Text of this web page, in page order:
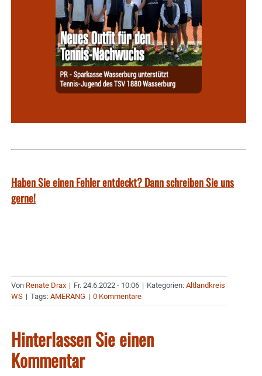
Haben Sie einen Fehler entdeckt? Dann schreiben Sie uns
gerne!
Von Renate Drax | Fr. 24.6.2022 - 10:06 | Kategorien: Altlandkreis
WS | Tags: AMERANG | 0 Kommentare
Hinterlassen Sie einen
Kommentar